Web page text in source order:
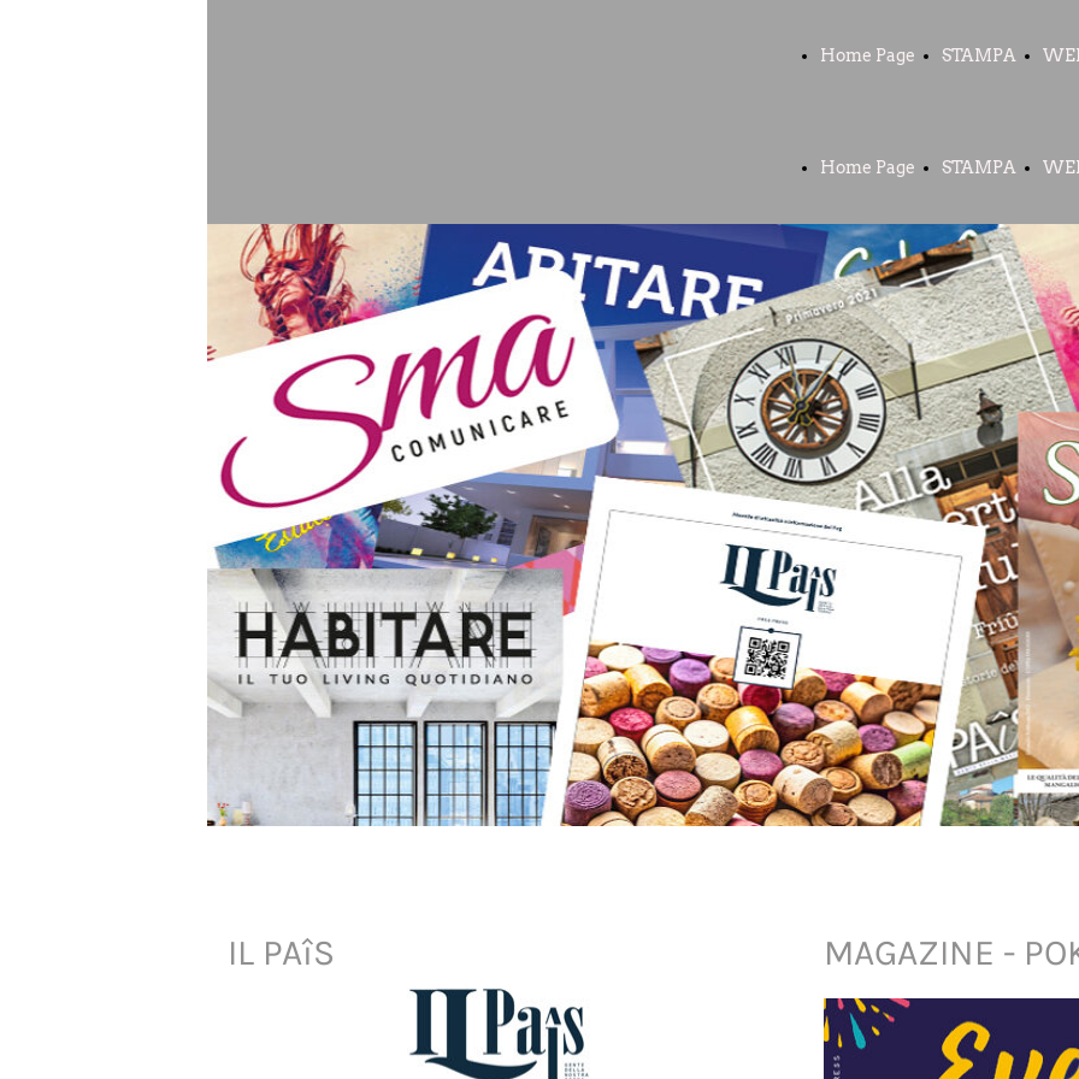
Home Page STAMPA
Home Page STAMPA
IL PAîS MAGAZINE -